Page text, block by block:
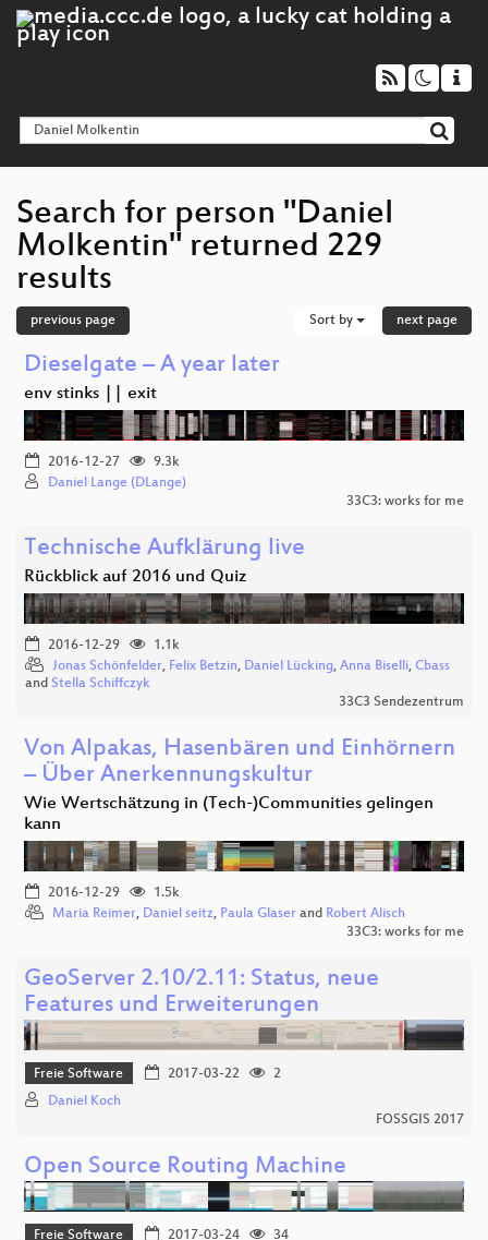
Search for person "Daniel
Molkentin" returned 229
results
previous page Sort by next page
Dieselgate – A year later
env stinks || exit
2016-12-27
9.3k
Daniel Lange (DLange)
33C3: works for me
Technische Aufklärung live
Rückblick auf 2016 und Quiz
2016-12-29
1.1k
Jonas Schönfelder, Felix Betzin, Daniel Lücking, Anna Biselli, Cbass
and Stella Schiffczyk
33C3 Sendezentrum
Von Alpakas, Hasenbären und Einhörnern
– Über Anerkennungskultur
Wie Wertschätzung in (Tech-)Communities gelingen
kann
2016-12-29
1.5k
Maria Reimer, Daniel seitz, Paula Glaser and Robert Alisch
33C3: works for me
GeoServer 2.10/2.11: Status, neue
Features und Erweiterungen
Freie Software 2017-03-22
2
Daniel Koch
FOSSGIS 2017
Open Source Routing Machine
Freie Software 2017-03-24
34